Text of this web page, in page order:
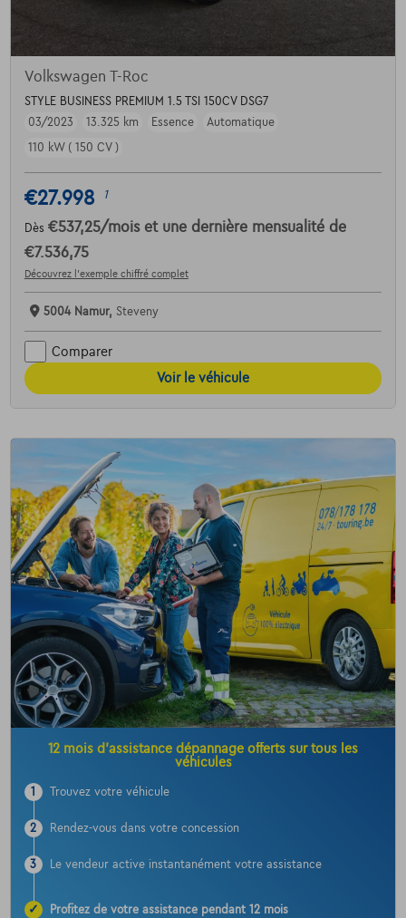
Volkswagen T-Roc
STYLE BUSINESS PREMIUM 1.5 TSI 150CV DSG7
03/2023
13.325 km Essence
Automatique
110 kW ( 150 CV )
€27.998 1
Dès €537,25/mois et une dernière mensualité de
€7.536,75
Découvrez l’exemple chiffré complet
5004 Namur, Steveny
Comparer
Voir le véhicule
12 mois d’assistance dépannage offerts sur tous les
véhicules
1 Trouvez votre véhicule
2 Rendez-vous dans votre concession
3 Le vendeur active instantanément votre assistance
✓
Profitez de votre assistance pendant 12 mois